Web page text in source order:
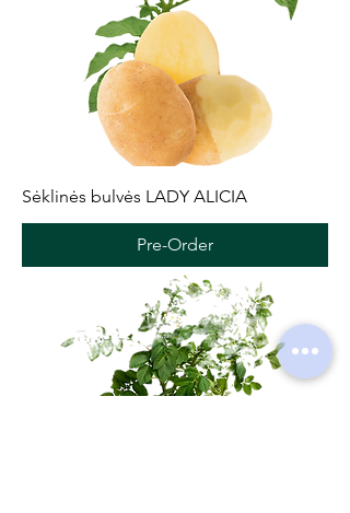
Sėklinės bulvės LADY ALICIA
Pre-Order